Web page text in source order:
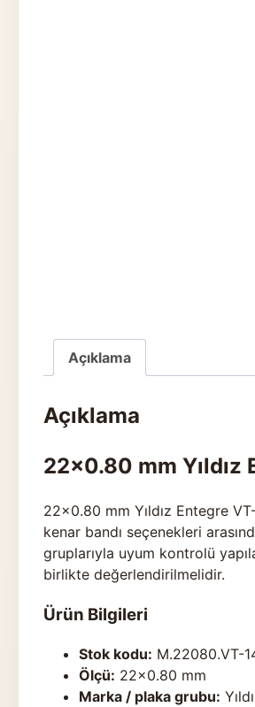
Açıklama
Açıklama
22×0.80 mm Yıldız
22×0.80 mm Yıldız Entegre
kenar bandı seçenekleri
gruplarıyla uyum kontrolü
birlikte değerlendirilmelidir.
Ürün Bilgileri
Stok kodu: M.22080.VT-
Ölçü: 22×0.80 mm
Marka / plaka grubu: